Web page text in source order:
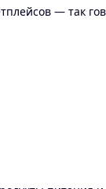
— так